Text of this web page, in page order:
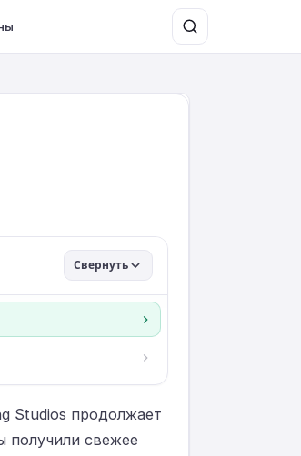
Свернуть
Studios продолжает
получили свежее